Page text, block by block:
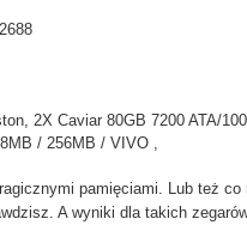
2X Caviar 80GB 7200 ATA/
/ 256MB / VIVO ,
pamięciami. Lub też
A wyniki dla takich